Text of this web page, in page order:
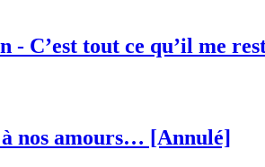
- C’est tout ce qu’il me
nos amours… [Annulé]